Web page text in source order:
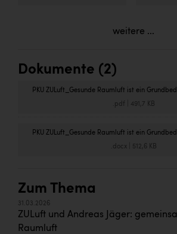
weitere ...
Dokumente (2)
PKU ZULuft_Gesunde Raumluft ist ein
.pdf 491,7 KB
PKU ZULuft_Gesunde Raumluft ist ein
.docx| 512,6 KB
Zum Thema
31.03.2026
ZULuft und Andreas Jäger:
Raumluft